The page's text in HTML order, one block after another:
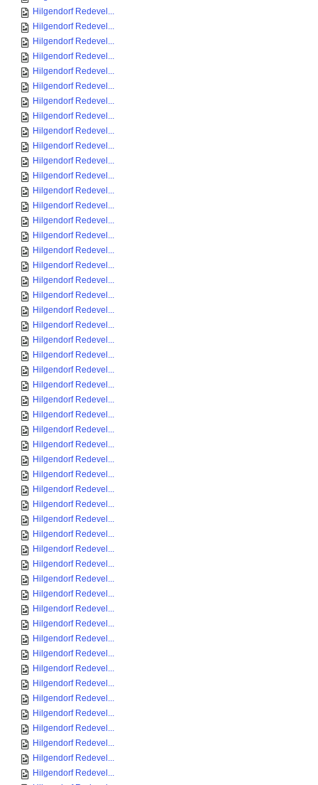
Hilgendorf Redevel...
Hilgendorf Redevel...
Hilgendorf Redevel...
Hilgendorf Redevel...
Hilgendorf Redevel...
Hilgendorf Redevel...
Hilgendorf Redevel...
Hilgendorf Redevel...
Hilgendorf Redevel...
Hilgendorf Redevel...
Hilgendorf Redevel...
Hilgendorf Redevel...
Hilgendorf Redevel...
Hilgendorf Redevel...
Hilgendorf Redevel...
Hilgendorf Redevel...
Hilgendorf Redevel...
Hilgendorf Redevel...
Hilgendorf Redevel...
Hilgendorf Redevel...
Hilgendorf Redevel...
Hilgendorf Redevel...
Hilgendorf Redevel...
Hilgendorf Redevel...
Hilgendorf Redevel...
Hilgendorf Redevel...
Hilgendorf Redevel...
Hilgendorf Redevel...
Hilgendorf Redevel...
Hilgendorf Redevel...
Hilgendorf Redevel...
Hilgendorf Redevel...
Hilgendorf Redevel...
Hilgendorf Redevel...
Hilgendorf Redevel...
Hilgendorf Redevel...
Hilgendorf Redevel...
Hilgendorf Redevel...
Hilgendorf Redevel...
Hilgendorf Redevel...
Hilgendorf Redevel...
Hilgendorf Redevel...
Hilgendorf Redevel...
Hilgendorf Redevel...
Hilgendorf Redevel...
Hilgendorf Redevel...
Hilgendorf Redevel...
Hilgendorf Redevel...
Hilgendorf Redevel...
Hilgendorf Redevel...
Hilgendorf Redevel...
Hilgendorf Redevel...